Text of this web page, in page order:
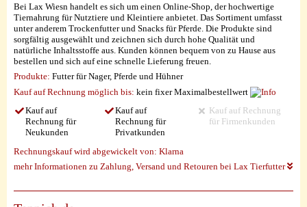
Bei Lax Wiesn handelt es sich um einen Online-Shop, der hochwertige
Tiernahrung für Nutztiere und Kleintiere anbietet. Das Sortiment umfasst
unter anderem Trockenfutter und Snacks für Pferde. Die Produkte sind
sorgfältig ausgewählt und zeichnen sich durch hohe Qualität und
natürliche Inhaltsstoffe aus. Kunden können bequem von zu Hause aus
bestellen und sich auf eine schnelle Lieferung freuen.
Produkte: Futter für Nager, Pferde und Hühner
Kauf auf Rechnung möglich bis: kein fixer Maximalbestellwert
Kauf auf
Rechnung für
Neukunden
Kauf auf
Rechnung für
Privatkunden
Kauf auf Rechnung
für Firmenkunden
Rechnungskauf wird abgewickelt von: Klarna
mehr Informationen zu Zahlung, Versand und Retouren bei Lax Tierfutter